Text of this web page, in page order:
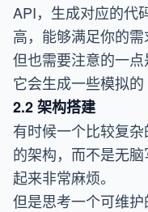
API，生成对应的代
高，能够满足你的需
但也需要注意的一点
它会生成一些模拟的
2.2 架构搭建
有时候一个比较复
的架构，而不是无
起来非常麻烦。
但是思考一个可维